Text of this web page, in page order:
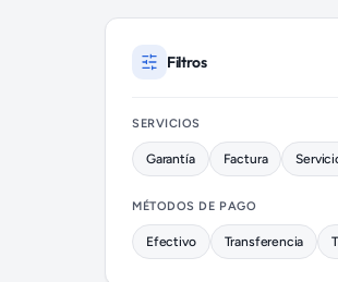
Electricistas disponibles en Miguel
Filtros
SERVICIOS
Garantía Factura
MÉTODOS DE PAGO
Efectivo Transferencia